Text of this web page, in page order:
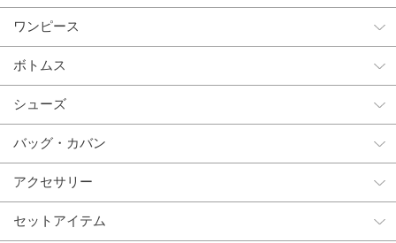
ワンピース
ボトムス
シューズ
バッグ・カバン
アクセサリー
セットアイテム